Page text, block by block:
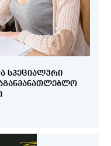
ᲡᲞᲔᲪᲘᲐᲚᲣᲠᲘ